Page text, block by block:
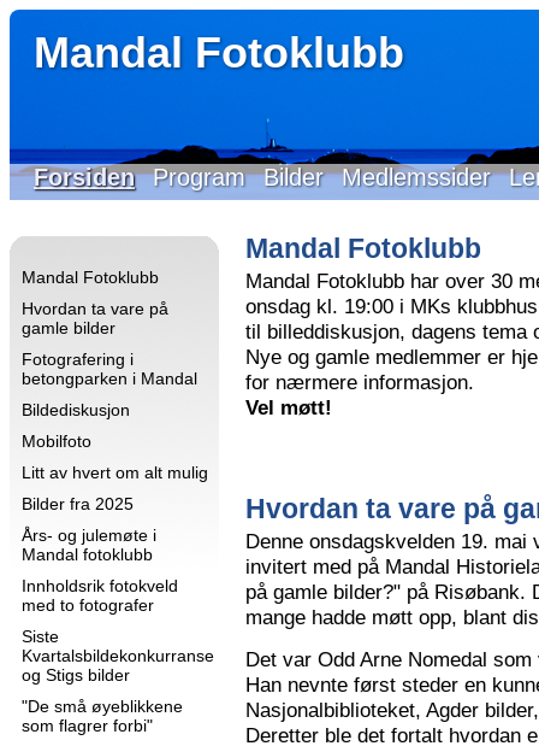
Mandal Fotoklubb
Forsiden Program Bilder Medlemssider
Mandal Fotoklubb
Hvordan ta vare på
gamle bilder
Fotografering i
betongparken i Mandal
Bildediskusjon
Mobilfoto
Litt av hvert om alt mulig
Bilder fra 2025
Års- og julemøte i
Mandal fotoklubb
Innholdsrik fotokveld
med to fotografer
Siste
Kvartalsbildekonkurranse
og Stigs bilder
"De små øyeblikkene
som flagrer forbi"
Mandal Fotoklubb
Mandal Fotoklubb har over 30
onsdag kl. 19:00 i MKs
til billeddiskusjon, dagens
Nye og gamle medlemmer er
for nærmere informasjon.
Vel møtt!
Hvordan ta vare på
Denne onsdagskvelden 19.
invitert med på Mandal
på gamle bilder?" på
mange hadde møtt opp, blant
Det var Odd Arne Nomedal
Han nevnte først steder en
Nasjonalbiblioteket, Agder
Deretter ble det fortalt hvordan